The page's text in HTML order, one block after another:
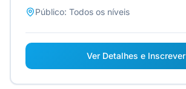
Público: Todos os níveis
Ver Detalhes e Inscrever